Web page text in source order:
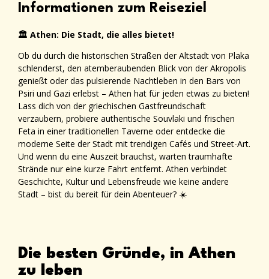
Informationen zum Reiseziel
🏛️ Athen: Die Stadt, die alles bietet!
Ob du durch die historischen Straßen der Altstadt von Plaka
schlenderst, den atemberaubenden Blick von der Akropolis
genießt oder das pulsierende Nachtleben in den Bars von
Psiri und Gazi erlebst – Athen hat für jeden etwas zu bieten!
Lass dich von der griechischen Gastfreundschaft
verzaubern, probiere authentische Souvlaki und frischen
Feta in einer traditionellen Taverne oder entdecke die
moderne Seite der Stadt mit trendigen Cafés und Street-Art.
Und wenn du eine Auszeit brauchst, warten traumhafte
Strände nur eine kurze Fahrt entfernt. Athen verbindet
Geschichte, Kultur und Lebensfreude wie keine andere
Stadt – bist du bereit für dein Abenteuer? ☀️
Die besten Gründe, in Athen
zu leben